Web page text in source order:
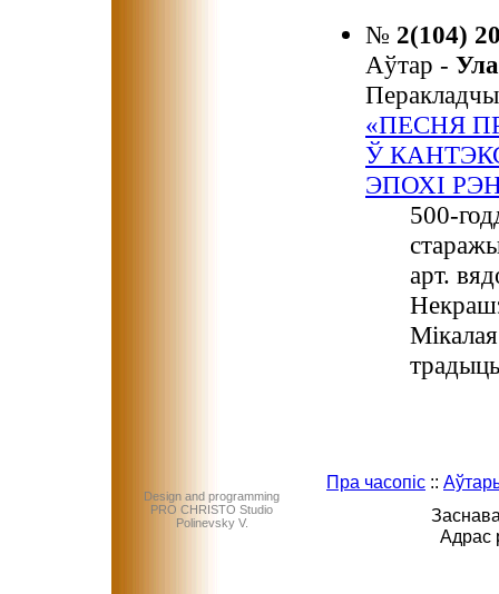
№ 2(104)
Аўтар -
«ПЕСНЯ
Ў
ЭПОХІ
500-
арт.
Design and programming
PRO CHRISTO Studio
Polinevsky V.
Пра часопіс ::
Адрас